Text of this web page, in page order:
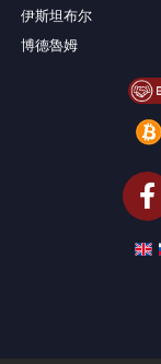
伊斯坦布尔
博德魯姆